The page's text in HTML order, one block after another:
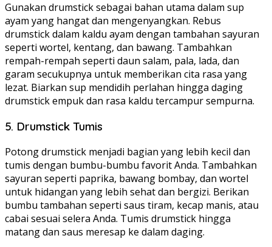
Gunakan drumstick sebagai bahan utama dalam sup
ayam yang hangat dan mengenyangkan. Rebus
drumstick dalam kaldu ayam dengan tambahan sayuran
seperti wortel, kentang, dan bawang. Tambahkan
rempah-rempah seperti daun salam, pala, lada, dan
garam secukupnya untuk memberikan cita rasa yang
lezat. Biarkan sup mendidih perlahan hingga daging
drumstick empuk dan rasa kaldu tercampur sempurna.
5. Drumstick Tumis
Potong drumstick menjadi bagian yang lebih kecil dan
tumis dengan bumbu-bumbu favorit Anda. Tambahkan
sayuran seperti paprika, bawang bombay, dan wortel
untuk hidangan yang lebih sehat dan bergizi. Berikan
bumbu tambahan seperti saus tiram, kecap manis, atau
cabai sesuai selera Anda. Tumis drumstick hingga
matang dan saus meresap ke dalam daging.